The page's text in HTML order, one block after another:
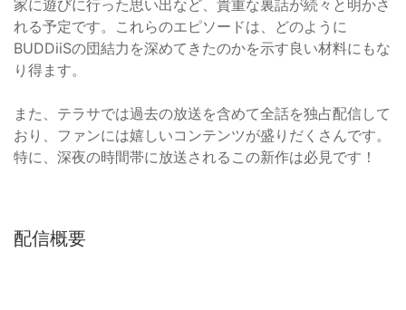
家に遊びに行った思い出など、貴重な裏話が続々と明かさ
れる予定です。これらのエピソードは、どのように
BUDDiiSの団結力を深めてきたのかを示す良い材料にもな
り得ます。
また、テラサでは過去の放送を含めて全話を独占配信して
おり、ファンには嬉しいコンテンツが盛りだくさんです。
特に、深夜の時間帯に放送されるこの新作は必見です！
配信概要